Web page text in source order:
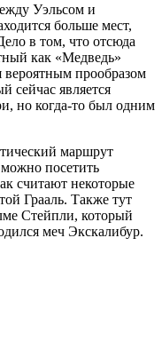
Уэльсом и
больше мест,
в том, что отсюда
как «Медведь»
вероятным прообразом
сейчас является
но когда-то был одним
маршрут
посетить
считают некоторые
Грааль. Также тут
Стейпли, который
меч Экскалибур.